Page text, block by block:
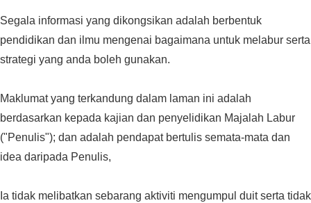
Segala informasi yang dikongsikan adalah berbentuk
pendidikan dan ilmu mengenai bagaimana untuk melabur serta
strategi yang anda boleh gunakan.
Maklumat yang terkandung dalam laman ini adalah
berdasarkan kepada kajian dan penyelidikan Majalah Labur
("Penulis"); dan adalah pendapat bertulis semata-mata dan
idea daripada Penulis,
Ia tidak melibatkan sebarang aktiviti mengumpul duit serta tidak